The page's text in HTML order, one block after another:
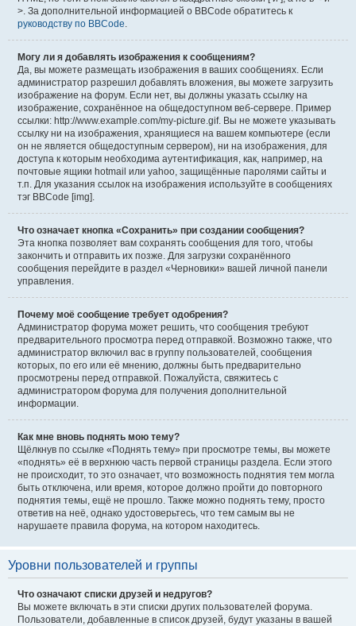
>. За дополнительной информацией о BBCode обратитесь к
руководству по BBCode.
Могу ли я добавлять изображения к сообщениям?
Да, вы можете размещать изображения в ваших сообщениях. Если
администратор разрешил добавлять вложения, вы можете загрузить
изображение на форум. Если нет, вы должны указать ссылку на
изображение, сохранённое на общедоступном веб-сервере. Пример
ссылки: http://www.example.com/my-picture.gif. Вы не можете указывать
ссылку ни на изображения, хранящиеся на вашем компьютере (если
он не является общедоступным сервером), ни на изображения, для
доступа к которым необходима аутентификация, как, например, на
почтовые ящики hotmail или yahoo, защищённые паролями сайты и
т.п. Для указания ссылок на изображения используйте в сообщениях
тэг BBCode [img].
Что означает кнопка «Сохранить» при создании сообщения?
Эта кнопка позволяет вам сохранять сообщения для того, чтобы
закончить и отправить их позже. Для загрузки сохранённого
сообщения перейдите в раздел «Черновики» вашей личной панели
управления.
Почему моё сообщение требует одобрения?
Администратор форума может решить, что сообщения требуют
предварительного просмотра перед отправкой. Возможно также, что
администратор включил вас в группу пользователей, сообщения
которых, по его или её мнению, должны быть предварительно
просмотрены перед отправкой. Пожалуйста, свяжитесь с
администратором форума для получения дополнительной
информации.
Как мне вновь поднять мою тему?
Щёлкнув по ссылке «Поднять тему» при просмотре темы, вы можете
«поднять» её в верхнюю часть первой страницы раздела. Если этого
не происходит, то это означает, что возможность поднятия тем могла
быть отключена, или время, которое должно пройти до повторного
поднятия темы, ещё не прошло. Также можно поднять тему, просто
ответив на неё, однако удостоверьтесь, что тем самым вы не
нарушаете правила форума, на котором находитесь.
Уровни пользователей и группы
Что означают списки друзей и недругов?
Вы можете включать в эти списки других пользователей форума.
Пользователи, добавленные в список друзей, будут указаны в вашей